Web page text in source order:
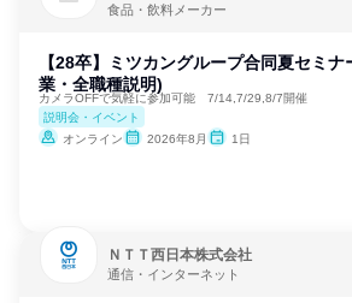
食品・飲料メーカー
【28卒】ミツカングループ合同夏セミナ
業・全職種説明)
カメラOFFで気軽に参加可能 7/14,7/29,8/7開催
説明会・イベント
オンライン
2026年8月 1日
ＮＴＴ西日本株式会社
通信・インターネット